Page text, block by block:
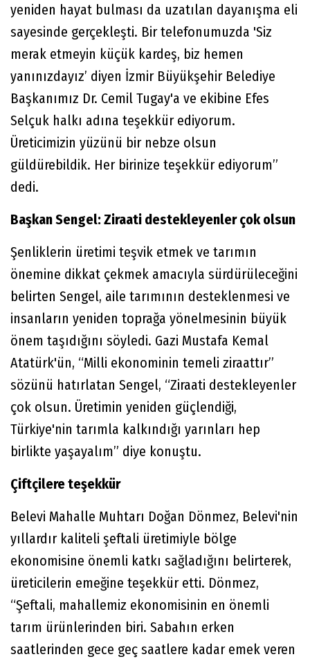
yeniden hayat bulması da uzatılan dayanışma eli
sayesinde gerçekleşti. Bir telefonumuzda 'Siz
merak etmeyin küçük kardeş, biz hemen
yanınızdayız’ diyen İzmir Büyükşehir Belediye
Başkanımız Dr. Cemil Tugay'a ve ekibine Efes
Selçuk halkı adına teşekkür ediyorum.
Üreticimizin yüzünü bir nebze olsun
güldürebildik. Her birinize teşekkür ediyorum”
dedi.
Başkan Sengel: Ziraati destekleyenler çok olsun
Şenliklerin üretimi teşvik etmek ve tarımın
önemine dikkat çekmek amacıyla sürdürüleceğini
belirten Sengel, aile tarımının desteklenmesi ve
insanların yeniden toprağa yönelmesinin büyük
önem taşıdığını söyledi. Gazi Mustafa Kemal
Atatürk'ün, “Milli ekonominin temeli ziraattır”
sözünü hatırlatan Sengel, “Ziraati destekleyenler
çok olsun. Üretimin yeniden güçlendiği,
Türkiye'nin tarımla kalkındığı yarınları hep
birlikte yaşayalım” diye konuştu.
Çiftçilere teşekkür
Belevi Mahalle Muhtarı Doğan Dönmez, Belevi'nin
yıllardır kaliteli şeftali üretimiyle bölge
ekonomisine önemli katkı sağladığını belirterek,
üreticilerin emeğine teşekkür etti. Dönmez,
“Şeftali, mahallemiz ekonomisinin en önemli
tarım ürünlerinden biri. Sabahın erken
saatlerinden gece geç saatlere kadar emek veren